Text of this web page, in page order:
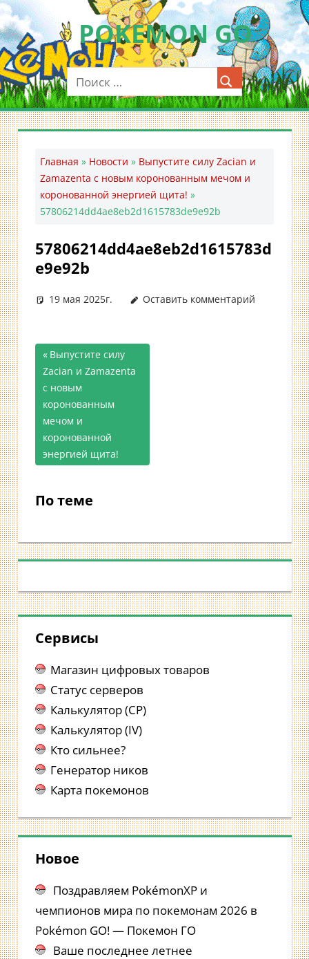
Перейти
к
содержимомуPOKEMON GO
Мобильное
приложение
для
ловли
Покемон
Главная » Новости » Выпустите силу Zacian и
Zamazenta с новым коронованным мечом и
коронованной энергией щита! »
57806214dd4ae8eb2d1615783de9e92b
57806214dd4ae8eb2d1615783d
e9e92b
19 мая 2025г. Оставить комментарий
Навигация
по
записям
Предыдущая
запись;
Выпустите силу
Zacian и Zamazenta
с новым
коронованным
мечом и
коронованной
энергией щита!
По теме
Сервисы
Магазин цифровых товаров
Статус серверов
Калькулятор (CP)
Калькулятор (IV)
Кто сильнее?
Генератор ников
Карта покемонов
Новое
Поздравляем PokémonXP и
чемпионов мира по покемонам 2026 в
Pokémon GO! — Покемон ГО
Ваше последнее летнее